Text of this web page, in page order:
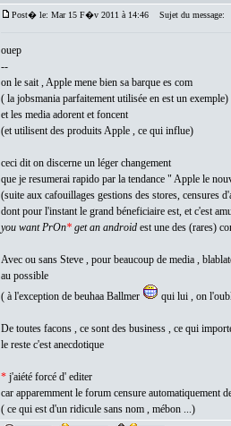
Post� le: Mar 15 F�v 2011 à 14:46 Sujet du message:
ouep
--
on le sait , Apple mene bien sa barque es com
( la jobsmania parfaitement utilisée en est un exemple)
et les media adorent et foncent
(et utilisent des produits Apple , ce qui influe)
ceci dit on discerne un léger changement
que je resumerai rapido par la tendance " Apple le
(suite aux cafouillages gestions des stores, censures
dont pour l'instant le grand béneficiaire est, et c'est
you want PrOn*get an android est une des (rares)
Avec ou sans Steve , pour beaucoup de media ,
au possible
( à l'exception de beuhaa Ballmer
qui lui , on
De toutes facons , ce sont des business , ce qui
le reste c'est anecdotique
*j'aiété forcé d' editer
car apparemment le forum censure automatiquement
( ce qui est d'un ridicule sans nom , mébon ...)